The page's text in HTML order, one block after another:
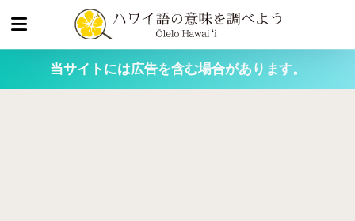
当サイトには広告を含む場合があります。